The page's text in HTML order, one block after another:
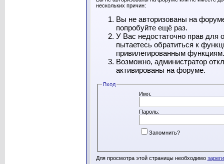
нескольких причин:
Вы не авторизованы на
попробуйте ещё раз.
У Вас недостаточно прав для
пытаетесь обратиться к
привилегированным функциям.
Возможно, администратор
активированы на форуме.
Вход
Имя:
Пароль:
Запомнить?
Для просмотра этой страницы необходимо